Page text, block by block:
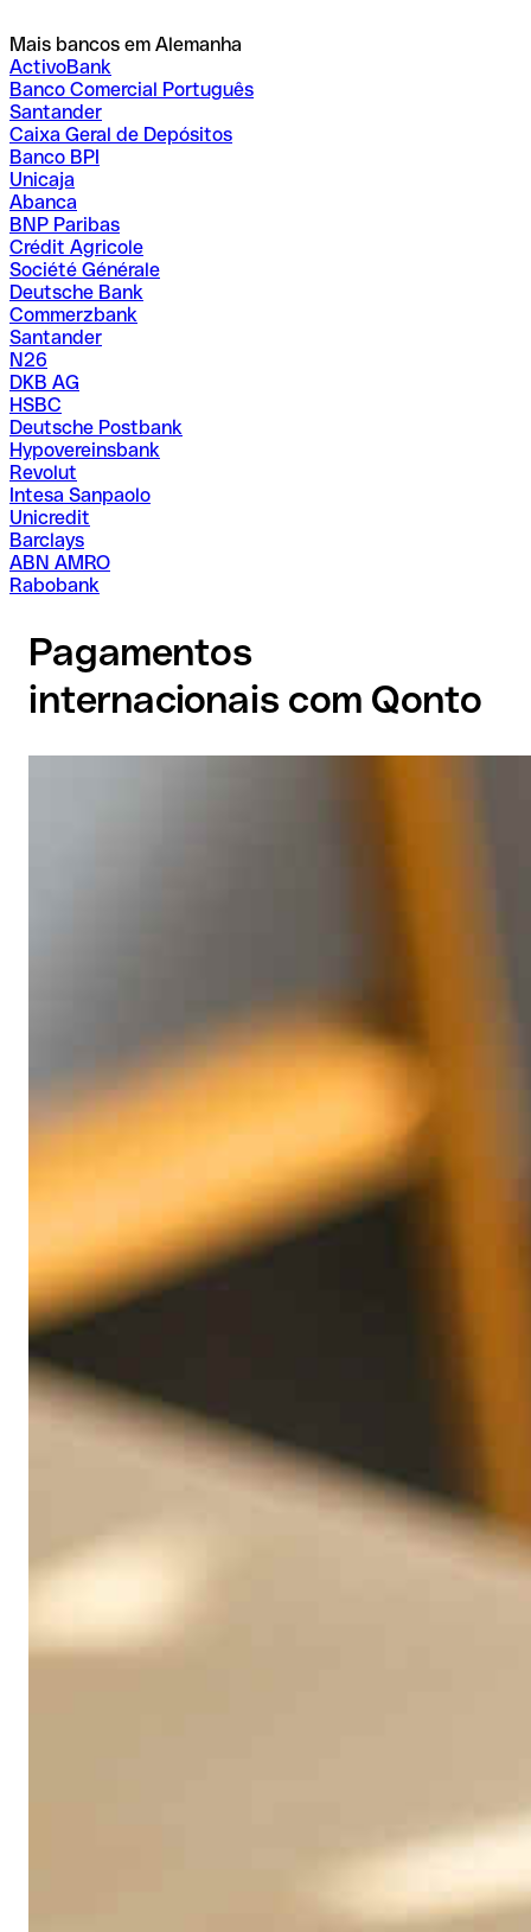
Mais bancos em Alemanha
ActivoBank
Banco Comercial Português
Santander
Caixa Geral de Depósitos
Banco BPI
Unicaja
Abanca
BNP Paribas
Crédit Agricole
Société Générale
Deutsche Bank
Commerzbank
Santander
N26
DKB AG
HSBC
Deutsche Postbank
Hypovereinsbank
Revolut
Intesa Sanpaolo
Unicredit
Barclays
ABN AMRO
Rabobank
Pagamentos
internacionais com Qonto